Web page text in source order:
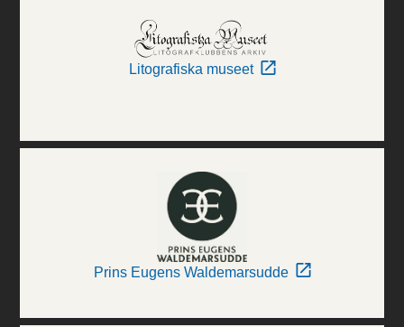
Litografiska museet
Prins Eugens Waldemarsudde